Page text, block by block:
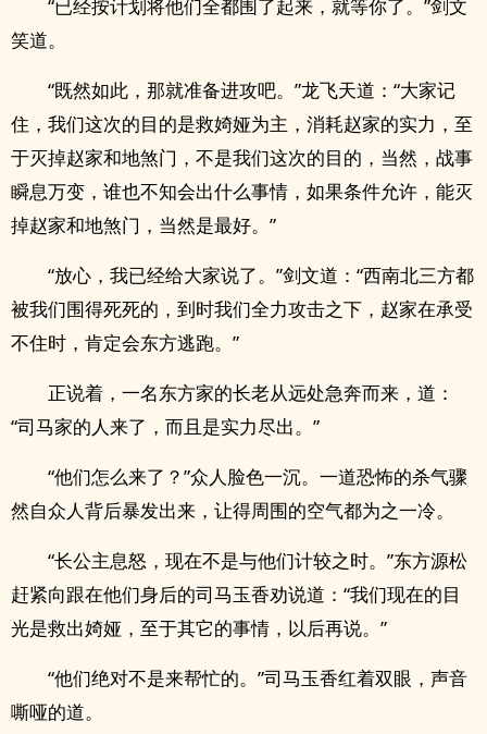
“已经按计划将他们全都围了起来，就等你了。”剑文
笑道。
“既然如此，那就准备进攻吧。”龙飞天道：“大家记
住，我们这次的目的是救婍娅为主，消耗赵家的实力，至
于灭掉赵家和地煞门，不是我们这次的目的，当然，战事
瞬息万变，谁也不知会出什么事情，如果条件允许，能灭
掉赵家和地煞门，当然是最好。”
“放心，我已经给大家说了。”剑文道：“西南北三方都
被我们围得死死的，到时我们全力攻击之下，赵家在承受
不住时，肯定会东方逃跑。”
正说着，一名东方家的长老从远处急奔而来，道：
“司马家的人来了，而且是实力尽出。”
“他们怎么来了？”众人脸色一沉。一道恐怖的杀气骤
然自众人背后暴发出来，让得周围的空气都为之一冷。
“长公主息怒，现在不是与他们计较之时。”东方源松
赶紧向跟在他们身后的司马玉香劝说道：“我们现在的目
光是救出婍娅，至于其它的事情，以后再说。”
“他们绝对不是来帮忙的。”司马玉香红着双眼，声音
嘶哑的道。